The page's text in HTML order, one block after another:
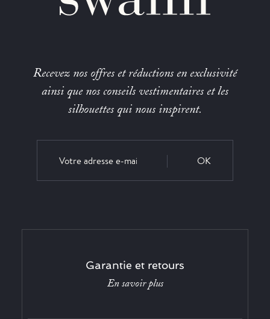
Recevez nos offres et réductions en exclusivité
ainsi que nos conseils vestimentaires et les
silhouettes qui nous inspirent.
OK
Garantie et retours
En savoir plus